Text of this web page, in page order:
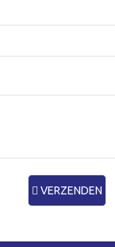
VERZENDEN